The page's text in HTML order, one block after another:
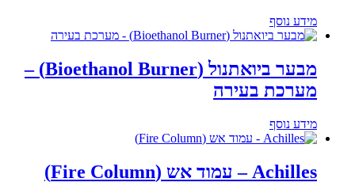
מידע נוסף
מבער ביואתנול (Bioethanol Burner) –
מערכת בעירה
מידע נוסף
Achilles – עמוד אש (Fire Column)